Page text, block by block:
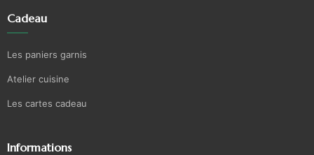
Cadeau
Les paniers garnis
Atelier cuisine
Les cartes cadeau
Informations